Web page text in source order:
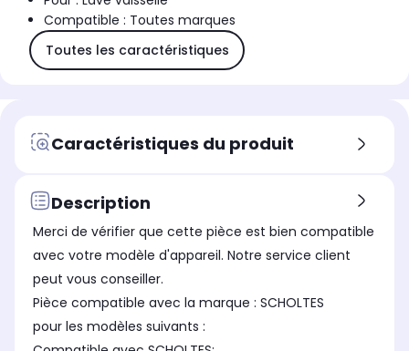
Compatible : Toutes marques
Toutes les caractéristiques
Caractéristiques du produit
Description
Merci de vérifier que cette pièce est bien compatible
avec votre modèle d'appareil. Notre service client
peut vous conseiller.
Pièce compatible avec la marque : SCHOLTES
pour les modèles suivants :